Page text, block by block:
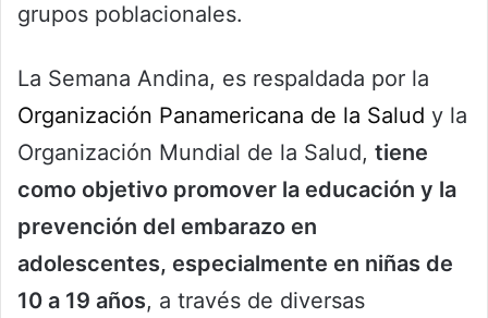
grupos poblacionales.
La Semana Andina, es respaldada por la
Organización Panamericana de la Salud y la
Organización Mundial de la Salud, tiene
como objetivo promover la educación y la
prevención del embarazo en
adolescentes, especialmente en niñas de
10 a 19 años, a través de diversas